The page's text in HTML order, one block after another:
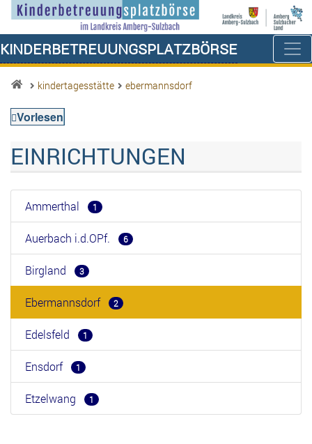
Kinderbetreuungsplatzbörse
kindertagesstätte ebermannsdorf
Vorlesen
EINRICHTUNGEN
Ammerthal 1
Auerbach i.d.OPf. 6
Birgland 3
Ebermannsdorf 2
Edelsfeld 1
Ensdorf 1
Etzelwang 1